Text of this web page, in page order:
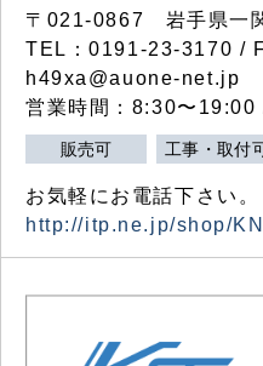
〒021-0867 岩手県一
TEL：0191-23-3170 /
h49xa@auone-net.jp
営業時間：8:30〜19:00
販売可 工事・取付
お気軽にお電話下さい。
http://itp.ne.jp/shop/